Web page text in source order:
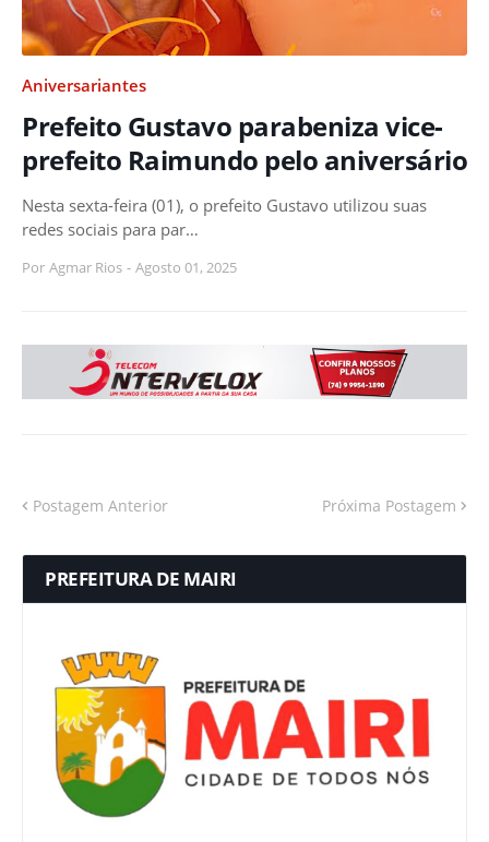
Aniversariantes
Prefeito Gustavo parabeniza vice-
prefeito Raimundo pelo aniversário
Nesta sexta-feira (01), o prefeito Gustavo utilizou suas
redes sociais para par…
Por Agmar Rios - Agosto 01, 2025
Postagem Anterior Próxima Postagem
PREFEITURA DE MAIRI